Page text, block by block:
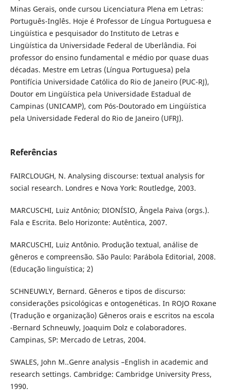
Minas Gerais, onde cursou Licenciatura Plena em Letras:
Português-Inglês. Hoje é Professor de Língua Portuguesa e
Lingüística e pesquisador do Instituto de Letras e
Lingüística da Universidade Federal de Uberlândia. Foi
professor do ensino fundamental e médio por quase duas
décadas. Mestre em Letras (Língua Portuguesa) pela
Pontifícia Universidade Católica do Rio de Janeiro (PUC-RJ),
Doutor em Lingüística pela Universidade Estadual de
Campinas (UNICAMP), com Pós-Doutorado em Lingüística
pela Universidade Federal do Rio de Janeiro (UFRJ).
Referências
FAIRCLOUGH, N. Analysing discourse: textual analysis for
social research. Londres e Nova York: Routledge, 2003.
MARCUSCHI, Luiz Antônio; DIONÍSIO, Ângela Paiva (orgs.).
Fala e Escrita. Belo Horizonte: Autêntica, 2007.
MARCUSCHI, Luiz Antônio. Produção textual, análise de
gêneros e compreensão. São Paulo: Parábola Editorial, 2008.
(Educação linguística; 2)
SCHNEUWLY, Bernard. Gêneros e tipos de discurso:
considerações psicológicas e ontogenéticas. In ROJO Roxane
(Tradução e organização) Gêneros orais e escritos na escola
-Bernard Schneuwly, Joaquim Dolz e colaboradores.
Campinas, SP: Mercado de Letras, 2004.
SWALES, John M..Genre analysis –English in academic and
research settings. Cambridge: Cambridge University Press,
1990.